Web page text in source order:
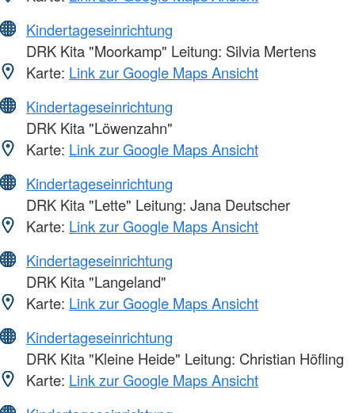
Kindertageseinrichtung
DRK Kita "Moorkamp" Leitung: Silvia Mertens
Karte: Link zur Google Maps Ansicht
Kindertageseinrichtung
DRK Kita "Löwenzahn"
Karte: Link zur Google Maps Ansicht
Kindertageseinrichtung
DRK Kita "Lette" Leitung: Jana Deutscher
Karte: Link zur Google Maps Ansicht
Kindertageseinrichtung
DRK Kita "Langeland"
Karte: Link zur Google Maps Ansicht
Kindertageseinrichtung
DRK Kita "Kleine Heide" Leitung: Christian Höfling
Karte: Link zur Google Maps Ansicht